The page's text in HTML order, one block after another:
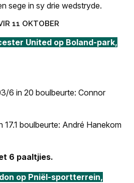
sege in sy drie wedstryde.
11 OKTOBER
United op Boland-park,
6 in 20 boulbeurte: Connor
17.1 boulbeurte: André Hanekom
6 paaltjies.
op Pniël-sportterrein,